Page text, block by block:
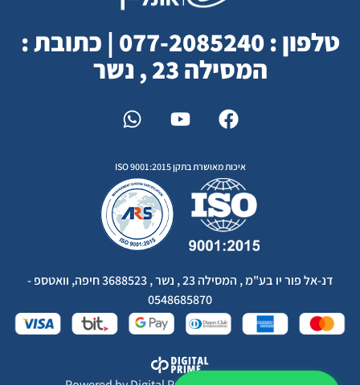
טלפון : 077-2085240 | כתובת :
המסילה 23 , נשר
איכות מאושרת בתקן ISO 9001:2015
דנ-אל פור יו בע"מ , המסילה 23 , נשר , 3688523 חיפה, וואטספ -
0548685870